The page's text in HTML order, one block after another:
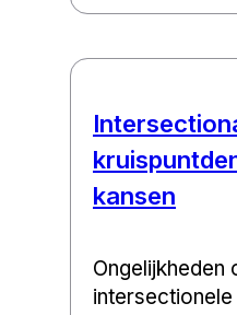
kansen
Ongelijkheden